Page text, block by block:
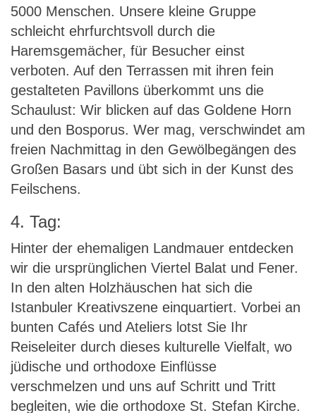
5000 Menschen. Unsere kleine Gruppe
schleicht ehrfurchtsvoll durch die
Haremsgemächer, für Besucher einst
verboten. Auf den Terrassen mit ihren fein
gestalteten Pavillons überkommt uns die
Schaulust: Wir blicken auf das Goldene Horn
und den Bosporus. Wer mag, verschwindet am
freien Nachmittag in den Gewölbegängen des
Großen Basars und übt sich in der Kunst des
Feilschens.
4. Tag:
Hinter der ehemaligen Landmauer entdecken
wir die ursprünglichen Viertel Balat und Fener.
In den alten Holzhäuschen hat sich die
Istanbuler Kreativszene einquartiert. Vorbei an
bunten Cafés und Ateliers lotst Sie Ihr
Reiseleiter durch dieses kulturelle Vielfalt, wo
jüdische und orthodoxe Einflüsse
verschmelzen und uns auf Schritt und Tritt
begleiten, wie die orthodoxe St. Stefan Kirche.